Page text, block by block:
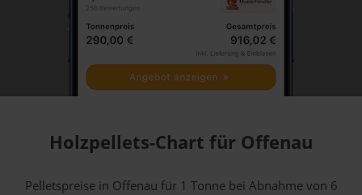
Holzpellets-Chart für Offenau
Pelletspreise in Offenau für 1 Tonne bei Abnahmevon 6